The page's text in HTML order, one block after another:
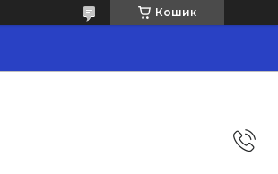
Кошик